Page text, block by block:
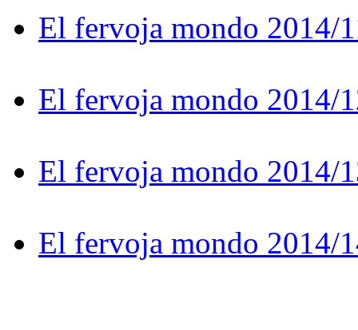
El fervoja mondo 2014/
El fervoja mondo 2014/
El fervoja mondo 2014/
El fervoja mondo 2014/